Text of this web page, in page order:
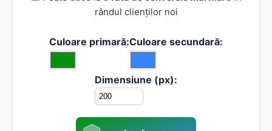
rândul clienților noi
Culoare primară:Culoare secundară:
Dimensiune (px):